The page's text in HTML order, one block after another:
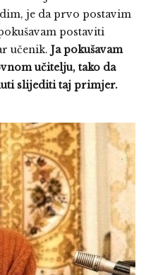
je da prvo postavim
postaviti
učenik. Ja pokušavam
učitelju, tako da
slijediti taj primjer.